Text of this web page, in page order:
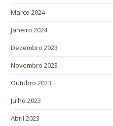
Março 2024
Janeiro 2024
Dezembro 2023
Novembro 2023
Outubro 2023
Julho 2023
Abril 2023